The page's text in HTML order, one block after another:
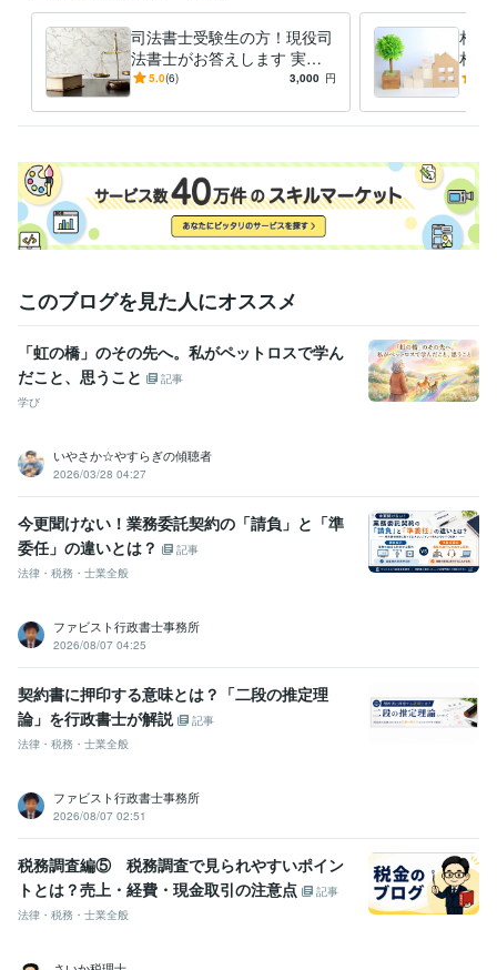
得意分野
ビジネス代行・事務代行 ペット信託相談 ペット信託契約書作成
遺
言書作成
ペット ペット信託 法律相談
相続対策
相続相談
信託相談 遺言書作成 司法書士
鳥取大学中退 1985年3月 ~ 1991年2月
司法書士受験生の方！現役司
法書士がお答えします 実務
経験１９年の司法書士が、
5.0(6) 3,000 円
相続
相続
じま
このブログを見た人にオススメ
「虹の橋」のその先へ。私がペットロスで学ん
だこと、思うこと
記事
学び
いやさか☆やすらぎの傾聴者
2026/03/28 04:27
今更聞けない！業務委託契約の「請負」と「準
委任」の違いとは？
記事
法律・税務・士業全般
ファビスト行政書士事務所
2026/08/07 04:25
契約書に押印する意味とは？「二段の推定理
論」を行政書士が解説
記事
法律・税務・士業全般
ファビスト行政書士事務所
2026/08/07 02:51
税務調査編⑤ 税務調査で見られやすいポイン
トとは？売上・経費・現金取引の注意点
記事
法律・税務・士業全般